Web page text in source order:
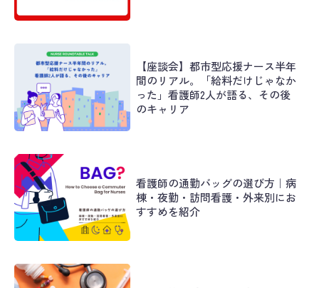
【座談会】都市型応援ナース半年
間のリアル。「給料だけじゃなか
った」看護師2人が語る、その後
のキャリア
看護師の通勤バッグの選び方｜病
棟・夜勤・訪問看護・外来別にお
すすめを紹介